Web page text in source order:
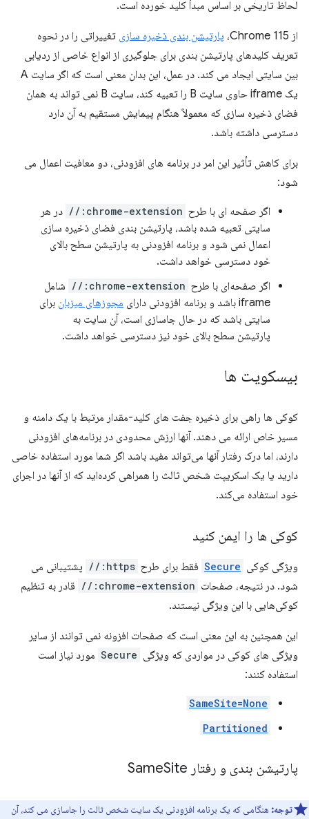
لحاظ تاریخی بر اساس مبدأ کلید خورده است.
از Chrome 115، پارتیشن بندی ذخیره سازی تغییراتی را در نحوه
تعریف کلیدهای پارتیشن بندی برای جلوگیری از انواع خاصی از ردیابی
بین سایتی ایجاد می کند. در عمل، این بدان معنی است که اگر سایت A
یک iframe حاوی سایت B را تعبیه کند، سایت B نمی تواند به همان
فضای ذخیره سازی که معمولاً هنگام پیمایش مستقیم به آن دارد
دسترسی داشته باشد.
برای کاهش تأثیر این امر در برنامه های افزودنی، دو معافیت اعمال می
شود:
اگر صفحه ای با طرح chrome-extension://
در هر
سایتی تعبیه شده باشد، پارتیشن بندی فضای ذخیره سازی
اعمال نمی شود و برنامه افزودنی به پارتیشن سطح بالای
خود دسترسی خواهد داشت.
اگر صفحه‌ای با طرح chrome-extension://
شامل
iframe باشد و برنامه افزودنی دارای
مجوزهای میزبان برای
سایتی باشد که در حال جاسازی است، آن سایت به
پارتیشن سطح بالای خود نیز دسترسی خواهد داشت.
بیسکویت ها
کوکی ها راهی برای ذخیره جفت های کلید-مقدار مرتبط با یک دامنه و
مسیر خاص ارائه می دهند. آنها ارزش محدودی در برنامه‌های افزودنی
دارند، اما درک رفتار آنها می‌تواند مفید باشد اگر شما مورد استفاده خاصی
دارید یا یک اسکریپت شخص ثالث را همراهی کرده‌اید که از آنها در اجرای
خود استفاده می‌کند.
کوکی ها را ایمن کنید
ویژگی کوکی Secure فقط برای طرح https://
پشتیبانی می
شود. در نتیجه، صفحات chrome-extension://
قادر به تنظیم
کوکی‌هایی با این ویژگی نیستند.
این همچنین به این معنی است که صفحات افزونه نمی توانند از سایر
ویژگی های کوکی در مواردی که ویژگی Secure مورد نیاز است
استفاده کنند:
SameSite=None
Partitioned
پارتیشن بندی و رفتار Same Site
توجه: هنگامی که یک برنامه افزودنی یک سایت شخص ثالث را جاسازی می کند، آن